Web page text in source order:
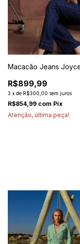
Macacão Jeans
R$899,99
3 x de R$300,00 sem juros
R$854,99 com Pix
Atenção, última peça!